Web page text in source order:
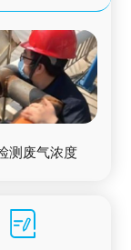
测废气浓度